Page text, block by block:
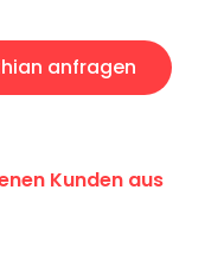
anfragen
Kunden aus